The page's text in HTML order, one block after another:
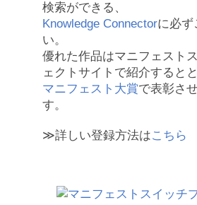
検索ができる、
Knowledge Connectorに必ず
い。
優れた作品はマニフェスト
ェクトサイトで紹介するとと
マニフェスト大賞で表彰さ
す。
≫詳しい登録方法はこちら